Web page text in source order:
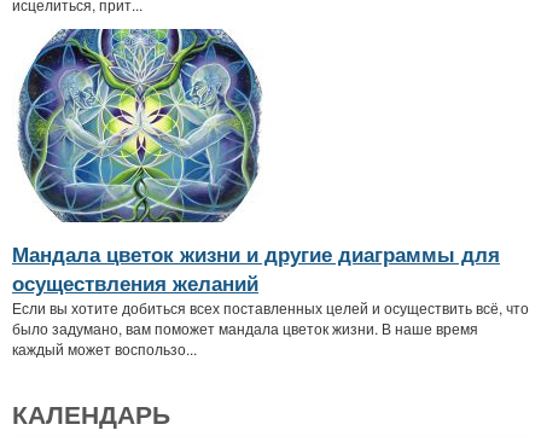
исцелиться, прит...
Мандала цветок жизни и другие диаграммы для
осуществления желаний
Если вы хотите добиться всех поставленных целей и осуществить всё, что
было задумано, вам поможет мандала цветок жизни. В наше время
каждый может воспользо...
КАЛЕНДАРЬ